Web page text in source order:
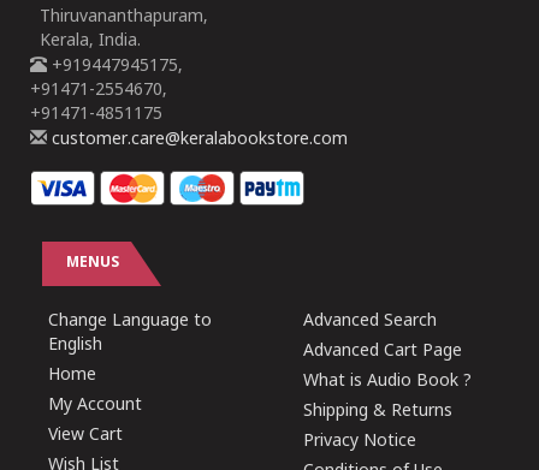
Thiruvananthapuram,
Kerala, India.
+919447945175,
+91471-2554670,
+91471-4851175
customer.care@keralabookstore.com
MENUS
Change Language to
English
Home
My Account
View Cart
Wish List
Advanced Search
Advanced Cart Page
What is Audio Book ?
Shipping & Returns
Privacy Notice